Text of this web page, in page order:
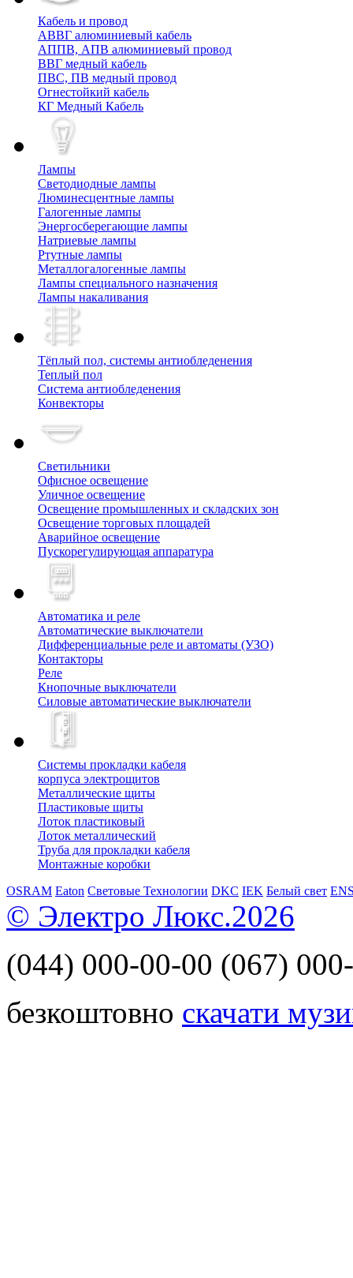
Кабель и провод
АВВГ алюминиевый кабель
АППВ, АПВ алюминиевый провод
ВВГ медный кабель
ПВС, ПВ медный провод
Огнестойкий кабель
КГ Медный Кабель
Лампы
Cветодиодные лампы
Люминесцентные лампы
Галогенные лампы
Энергосберегающие лампы
Натриевые лампы
Ртутные лампы
Металлогалогенные лампы
Лампы специального назначения
Лампы накаливания
Тёплый пол, cистемы антиобледенения
Теплый пол
Система антиобледенения
Конвекторы
Светильники
Офисное освещение
Уличное освещение
Освещение промышленных и складских зон
Освещение торговых площадей
Аварийное освещение
Пускорегулирующая аппаратура
Автоматика и реле
Автоматические выключатели
Дифференциальные реле и автоматы (УЗО)
Контакторы
Реле
Кнопочные выключатели
Силовые автоматические выключатели
Системы прокладки кабеля
корпуса электрощитов
Металлические щиты
Пластиковые щиты
Лоток пластиковый
Лоток металлический
Труба для прокладки кабеля
Монтажные коробки
OSRAM Eaton Световые Технологии DKC IEK Белый свет
© Электро Люкс.2026
(044) 000-00-00 (067)
безкоштовно скачати